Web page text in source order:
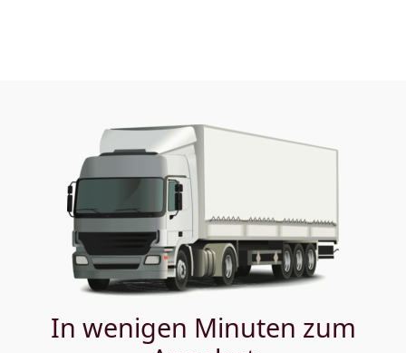
In wenigen Minuten zum